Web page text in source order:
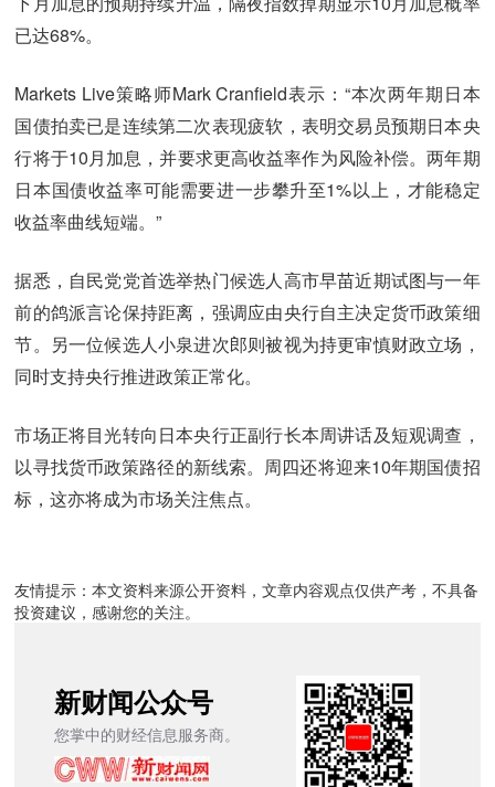
已达68%。
Markets Live策略师Mark Cranfield表示：“本次两年期日本
国债拍卖已是连续第二次表现疲软，表明交易员预期日本央
行将于10月加息，并要求更高收益率作为风险补偿。两年期
日本国债收益率可能需要进一步攀升至1%以上，才能稳定
收益率曲线短端。”
据悉，自民党党首选举热门候选人高市早苗近期试图与一年
前的鸽派言论保持距离，强调应由央行自主决定货币政策细
节。另一位候选人小泉进次郎则被视为持更审慎财政立场，
同时支持央行推进政策正常化。
市场正将目光转向日本央行正副行长本周讲话及短观调查，
以寻找货币政策路径的新线索。周四还将迎来10年期国债招
标，这亦将成为市场关注焦点。
友情提示：本文资料来源公开资料，文章内容观点仅供产考，不具备
投资建议，感谢您的关注。
新财闻公众号
您掌中的财经信息服务商。